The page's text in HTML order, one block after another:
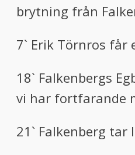
brytning från
7` Erik Törnros får
18` Falkenbergs
vi har fortfarande
21` Falkenberg tar